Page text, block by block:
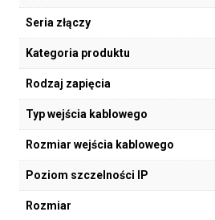
Seria złączy
Kategoria produktu
Rodzaj zapięcia
Typ wejścia kablowego
Rozmiar wejścia kablowego
Poziom szczelności IP
Rozmiar